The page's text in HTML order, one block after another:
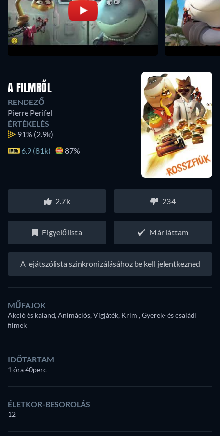
A FILMRŐL
RENDEZŐ
Pierre Perifel
ÉRTÉKELÉS
91% (2.9k)
6.9 (81k)
87%
2.7k 234
Figyelőlista Már láttam
A lejátszólista szinkronizálásához be kell jelentkezned
MŰFAJOK
Akció és kaland, Animációs, Vígjáték, Krimi, Gyerek- és családi
filmek
IDŐTARTAM
1 óra 40perc
ÉLETKOR-BESOROLÁS
12